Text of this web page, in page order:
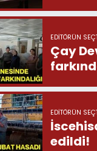
EDITÖRÜN
Çay
EDITÖRÜN
edildi!